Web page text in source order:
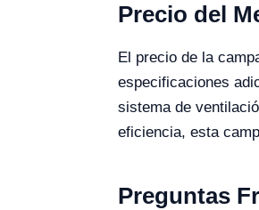
Precio del
El precio de la
especificaciones
sistema de
eficiencia, esta
Preguntas